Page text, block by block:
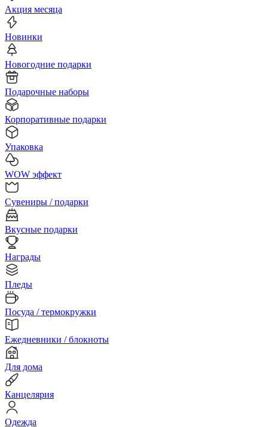
Акция месяца
Новинки
Новогодние подарки
Подарочные наборы
Корпоративные подарки
Упаковка
WOW эффект
Сувениры / подарки
Вкусные подарки
Награды
Пледы
Посуда / термокружки
Ежедневники / блокноты
Для дома
Канцелярия
Одежда